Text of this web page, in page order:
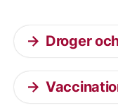
Droger